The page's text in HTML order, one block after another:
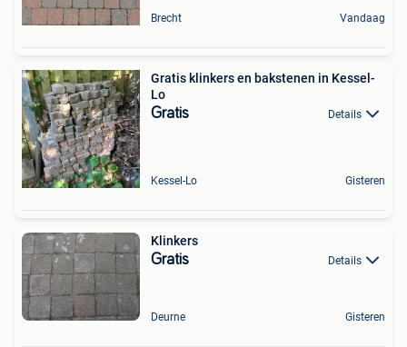
Brecht Vandaag
Gratis klinkers en bakstenen in Kessel-
Lo
Gratis Details
Kessel-Lo Gisteren
Klinkers
Gratis Details
Deurne Gisteren